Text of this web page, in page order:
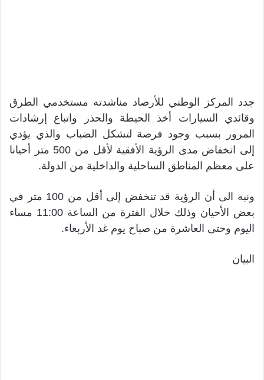
جدد المركز الوطني للأرصاد مناشدته مستخدمي الطرق
وقائدي السيارات أخذ الحيطة والحذر واتباع إرشادات
المرور بسبب وجود فرصة لتشكل الضباب والذي يؤدي
إلى انخفاض مدى الرؤية الأفقية لأقل من 500 متر أحيانا
على معظم المناطق الساحلية والداخلية من الدولة.
ونبه الى أن الرؤية قد تنخفض إلى أقل من 100 متر في
بعض الأحيان وذلك خلال الفترة من الساعة 11:00 مساء
اليوم وحتى العاشرة من صباح يوم غد الأربعاء.
البيان